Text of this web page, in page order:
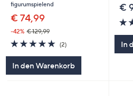
figurumspielend
€ 74,99
-42% € 129,99
5.0
von
(2)2
In den Warenkorb
€
In